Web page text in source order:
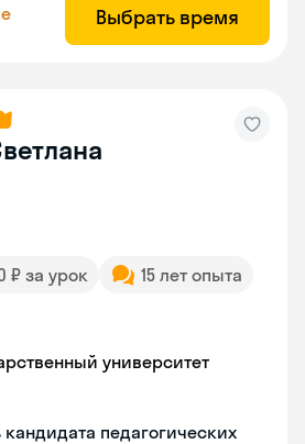
Выбрать время
₽ за урок
15 лет опыта
университет
кандидата педагогических